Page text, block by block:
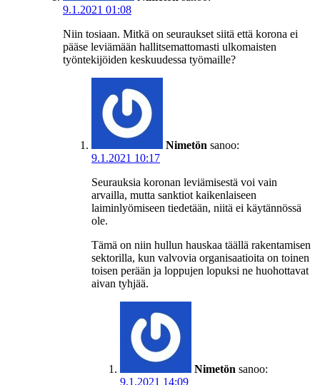
9.1.2021 01:08
Niin tosiaan. Mitkä on seuraukset siitä että korona ei
pääse leviämään hallitsemattomasti ulkomaisten
työntekijöiden keskuudessa työmaille?
Nimetön sanoo:
9.1.2021 10:17
Seurauksia koronan leviämisestä voi vain
arvailla, mutta sanktiot kaikenlaiseen
laiminlyömiseen tiedetään, niitä ei käytännössä
ole.
Tämä on niin hullun hauskaa täällä rakentamisen
sektorilla, kun valvovia organisaatioita on toinen
toisen perään ja loppujen lopuksi ne huohottavat
aivan tyhjää.
Nimetön sanoo:
9.1.2021 14:09